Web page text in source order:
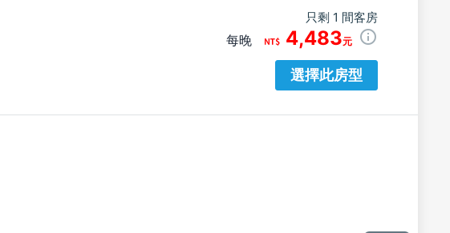
只剩 1 間客房
每晚 4,483元
選擇此房型